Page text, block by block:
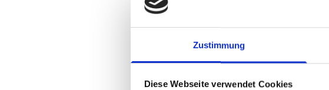
Zustimmung
Diese Webseite verwendet Cookies